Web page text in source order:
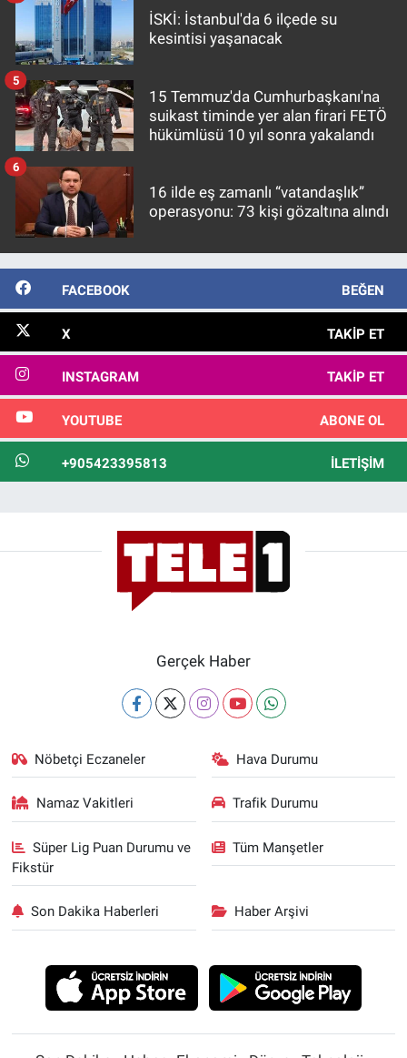
İSKİ: İstanbul'da 6 ilçede su
kesintisi yaşanacak
15 Temmuz'da Cumhurbaşkanı'na
suikast timinde yer alan firari FETÖ
hükümlüsü 10 yıl sonra yakalandı
5
16 ilde eş zamanlı “vatandaşlık”
operasyonu: 73 kişi gözaltına alındı
6
FACEBOOK BEĞEN
X TAKIP ET
INSTAGRAM TAKIP ET
YOUTUBE ABONE OL
+905423395813 İLETIŞIM
Gerçek Haber
Nöbetçi Eczaneler Hava Durumu
Namaz Vakitleri Trafik Durumu
Süper Lig Puan Durumu ve
Fikstür
Tüm Manşetler
Son Dakika Haberleri Haber Arşivi